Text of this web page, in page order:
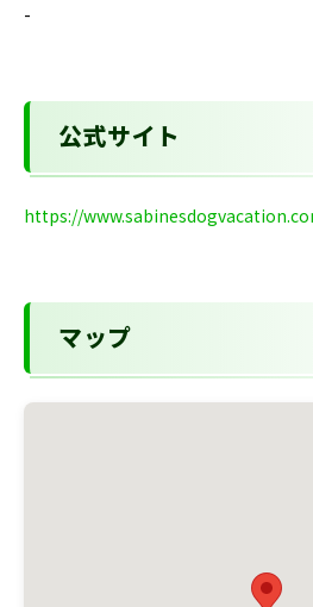
-
公式サイト
https://
マップ